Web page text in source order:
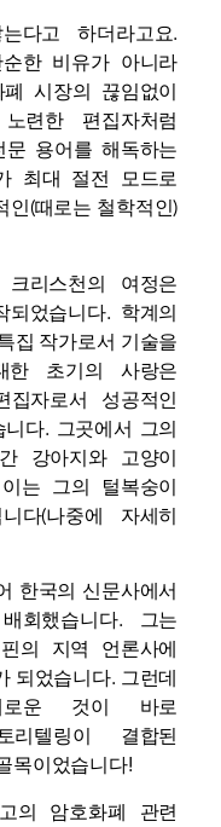
다고 하더라고요.
한 비유가 아니라
시장의 끊임없이
련한 편집자처럼
용어를 해독하는
최대 절전 모드로
인(때로는 철학적인)
리스천의 여정은
었습니다. 학계의
집 작가로서 기술을
한 초기의 사랑은
자로서 성공적인
다. 그곳에서 그의
강아지와 고양이
는 그의 털복숭이
다(나중에 자세히
한국의 신문사에서
회했습니다. 그는
의 지역 언론사에
되었습니다. 그런데
운 것이 바로
리텔링이 결합된
목이었습니다!
의 암호화폐 관련